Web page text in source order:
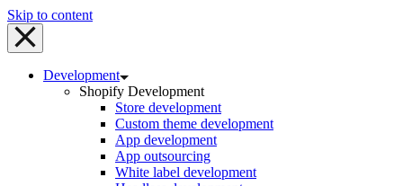
Skip to content
Development
Shopify Development
Store development
Custom theme development
App development
App outsourcing
White label development